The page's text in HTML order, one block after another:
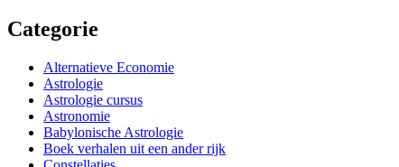
Categorie
Alternatieve Economie
Astrologie
Astrologie cursus
Astronomie
Babylonische Astrologie
Boek verhalen uit een ander rijk